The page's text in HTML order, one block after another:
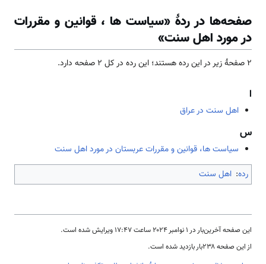
صفحه‌ها در ردهٔ «سیاست ها ، قوانین و مقررات
در مورد اهل سنت»
۲ صفحۀ زیر در این رده هستند؛ این رده در کل ۲ صفحه دارد.
ا
اهل سنت در عراق
س
سیاست ها، قوانین و مقررات عربستان در مورد اهل سنت
رده: اهل سنت
این صفحه آخرین‌بار در ‏۱ نوامبر ۲۰۲۴ ساعت ‏۱۷:۴۷ ویرایش شده است.
از این صفحه ۲۳۸بار بازدید شده است.